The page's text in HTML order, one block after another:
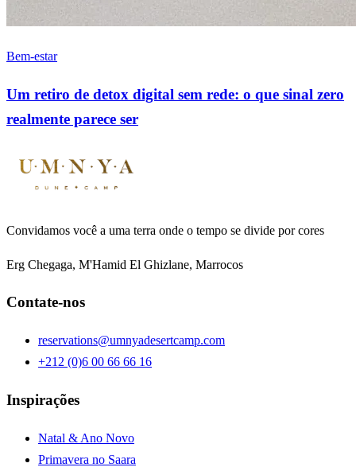
Bem-estar
Um retiro de detox digital sem rede: o que sinal zero
realmente parece ser
Convidamos você a uma terra onde o tempo se divide por cores
Erg Chegaga, M'Hamid El Ghizlane, Marrocos
Contate-nos
reservations@umnyadesertcamp.com
+212 (0)6 00 66 66 16
Inspirações
Natal & Ano Novo
Primavera no Saara